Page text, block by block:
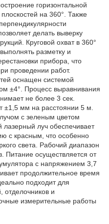
горизонтальной
на 360°. Также
делать выверку
Круговой охват в 360°
разметку и
прибора, что
проведении работ.
оснащен системой
±4°. Процесс выравнивания
не более 3 сек.
±1,5 мм на расстоянии 5 м.
с зеленым цветом
луч обеспечивает
с красным, что особенно
света. Рабочий диапазон
Питание осуществляется от
с напряжением 3,7
продолжительное время
подходит для
отделочников и
измерительные работы